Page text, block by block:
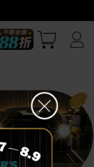
超划算